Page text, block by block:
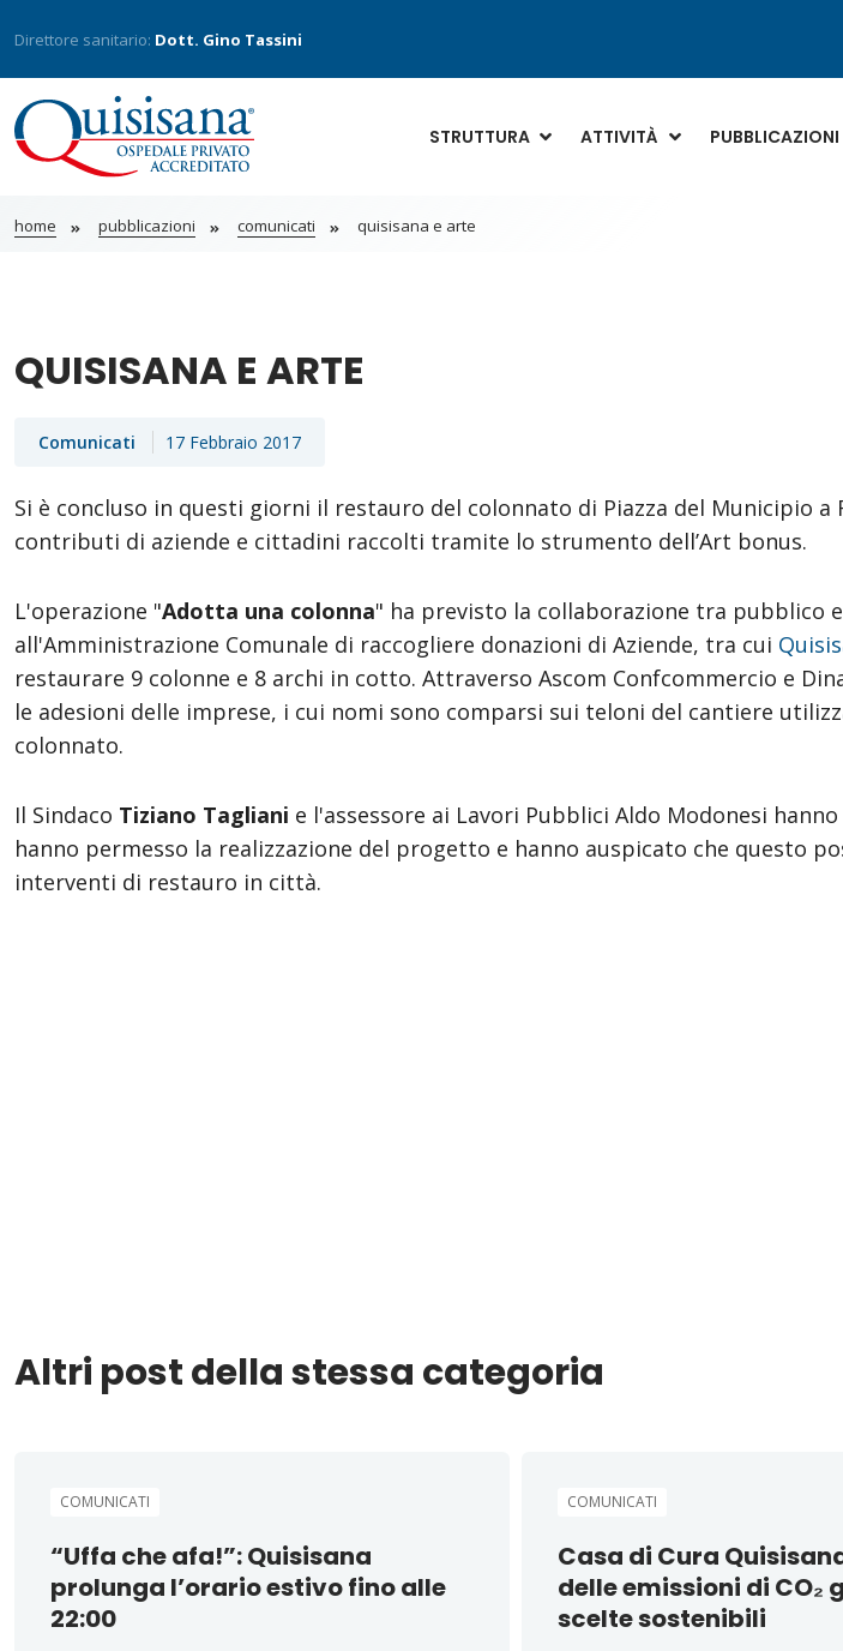
Direttore sanitario: Dott. Gino Tassini
STRUTTURA ATTIVITÀ PUBBLICAZIONI
home pubblicazioni comunicati quisisana e arte
QUISISANA E ARTE
Comunicati 17 Febbraio 2017
Si è concluso in questi giorni il restauro del colonnato di Piazza del Municipio a
contributi di aziende e cittadini raccolti tramite lo strumento dell’Art bonus.
L'operazione "Adotta una colonna" ha previsto la collaborazione tra pubblico
all'Amministrazione Comunale di raccogliere donazioni di Aziende, tra cui
restaurare 9 colonne e 8 archi in cotto. Attraverso Ascom Confcommercio e
le adesioni delle imprese, i cui nomi sono comparsi sui teloni del cantiere
colonnato.
Il Sindaco Tiziano Tagliani e l'assessore ai Lavori Pubblici Aldo Modonesi
hanno permesso la realizzazione del progetto e hanno auspicato che questo
interventi di restauro in città.
Altri post della stessa categoria
COMUNICATI
“Uffa che afa!”: Quisisana
prolunga l’orario estivo fino alle
22:00
COMUNICATI
Casa di Cura
delle emissioni di CO₂
scelte sostenibili